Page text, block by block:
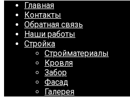
Главная
Контакты
Обратная связь
Наши работы
Стройка
Стройматериалы
Кровля
Забор
Фасад
Галерея